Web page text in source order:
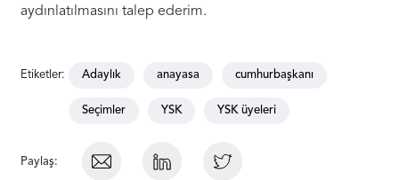
aydınlatılmasını talep ederim.
Etiketler: Adaylık anayasa cumhurbaşkanı
Seçimler YSK YSK üyeleri
Paylaş: